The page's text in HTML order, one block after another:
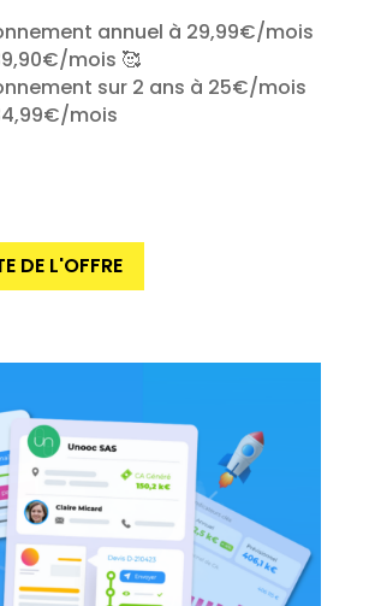
annuel à 29,99€/mois
mois 🥰
sur 2 ans à 25€/mois
mois
DE L'OFFRE